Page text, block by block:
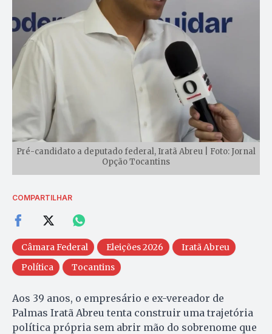
Pré-candidato a deputado federal, Iratã Abreu | Foto: Jornal
Opção Tocantins
COMPARTILHAR
Câmara Federal Eleições 2026
Iratã Abreu
Política
Tocantins
Aos 39 anos, o empresário e ex-vereador de
Palmas Iratã Abreu tenta construir uma trajetória
política própria sem abrir mão do sobrenome que